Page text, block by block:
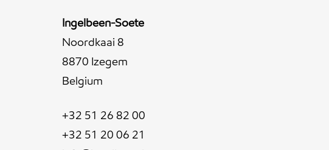
Ingelbeen-Soete
Noordkaai 8
8870 Izegem
Belgium
+32 51 26 82 00
+32 51 20 06 21